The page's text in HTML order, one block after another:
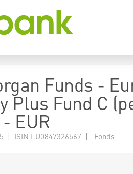
Funds -
Plus Fund C
EUR
| ISIN LU0847326567 | Fonds